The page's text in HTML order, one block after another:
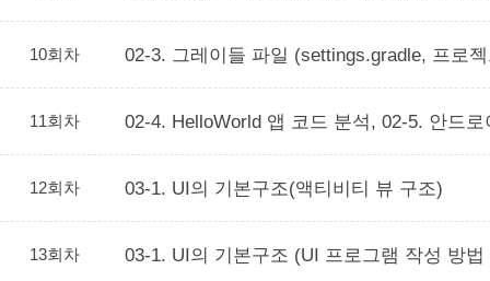
10회차 02-3. 그레이들 파일 (settings.gradle, 프로
11회차 02-4. HelloWorld 앱 코드 분석, 02-5. 안드로
12회차 03-1. UI의 기본구조(액티비티 뷰 구조)
13회차 03-1. UI의 기본구조 (UI 프로그램 작성 방